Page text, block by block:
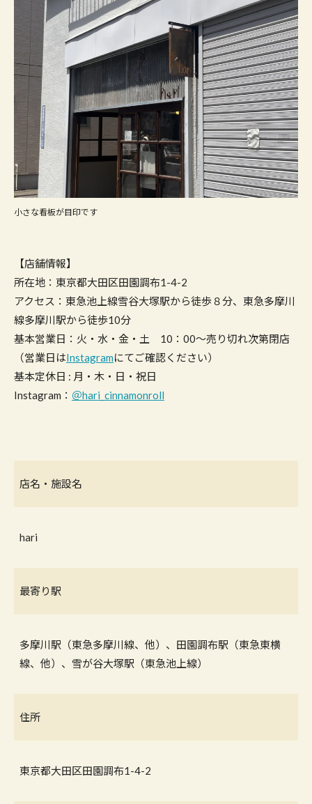
小さな看板が目印です
【店舗情報】
所在地：東京都大田区田園調布1-4-2
アクセス：東急池上線雪谷大塚駅から徒歩８分、東急多摩川
線多摩川駅から徒歩10分
基本営業日：火・水・金・土 10：00〜売り切れ次第閉店
（営業日はInstagramにてご確認ください）
基本定休日 : 月・木・日・祝日
Instagram： ＠hari_cinnamonroll
店名・施設名
hari
最寄り駅
多摩川駅（東急多摩川線、他）、田園調布駅（東急東横
線、他）、雪が谷大塚駅（東急池上線）
住所
東京都大田区田園調布1-4-2